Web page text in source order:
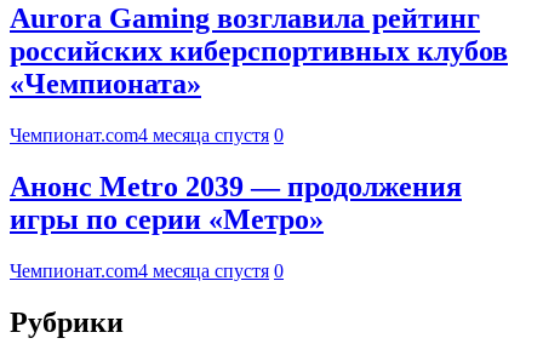
Aurora Gaming возглавила рейтинг
российских киберспортивных клубов
«Чемпионата»
Чемпионат.com4 месяца спустя 0
Анонс Metro 2039 — продолжения
игры по серии «Метро»
Чемпионат.com4 месяца спустя 0
Рубрики